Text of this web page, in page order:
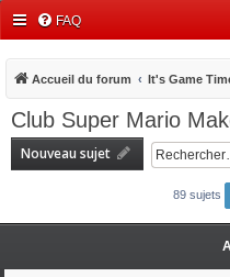
FAQ
Accueil du forum It's Game
Club Super Mario
Nouveau sujet
89 sujets